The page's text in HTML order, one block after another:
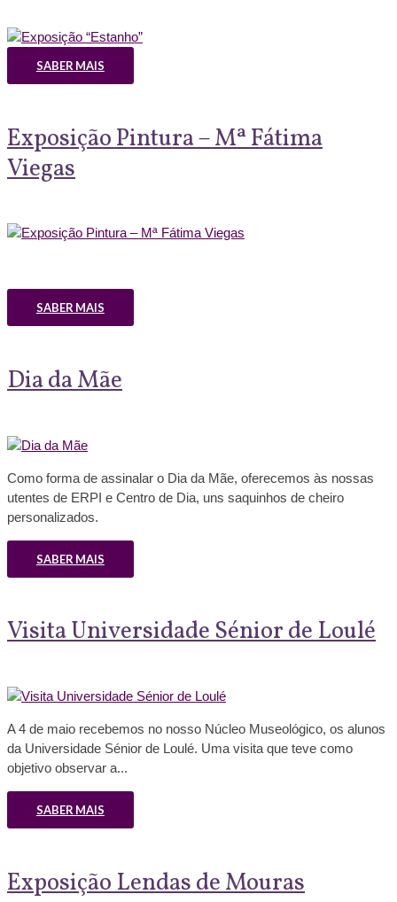
SABER MAIS
Exposição Pintura – Mª Fátima
Viegas
SABER MAIS
Dia da Mãe
Como forma de assinalar o Dia da Mãe, oferecemos às nossas
utentes de ERPI e Centro de Dia, uns saquinhos de cheiro
personalizados.
SABER MAIS
Visita Universidade Sénior de Loulé
A 4 de maio recebemos no nosso Núcleo Museológico, os alunos
da Universidade Sénior de Loulé. Uma visita que teve como
objetivo observar a...
SABER MAIS
Exposição Lendas de Mouras